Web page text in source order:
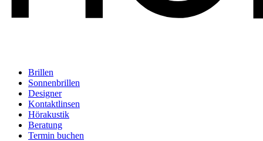
Brillen
Sonnenbrillen
Designer
Kontaktlinsen
Hörakustik
Beratung
Termin buchen